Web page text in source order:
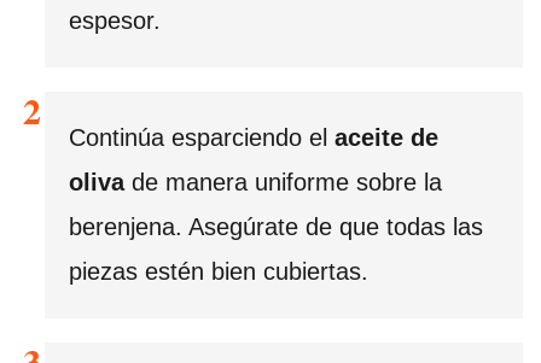
espesor.
Continúa esparciendo el aceite de
olivade manera uniforme sobre la
berenjena. Asegúrate de que todas las
piezas estén bien cubiertas.